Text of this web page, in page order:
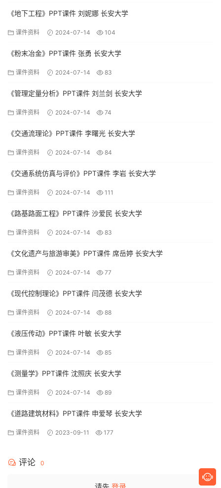
《地下工程》PPT课件 刘妮娜 长安大学
课件资料 2024-07-14 104
《粉末冶金》PPT课件 张勇 长安大学
课件资料 2024-07-14 83
《管理定量分析》PPT课件 刘兰剑 长安大学
课件资料 2024-07-14 74
《交通流理论》PPT课件 李曙光 长安大学
课件资料 2024-07-14 84
《交通系统仿真与评价》PPT课件 李岩 长安大学
课件资料 2024-07-14 111
《路基路面工程》PPT课件 沙爱民 长安大学
课件资料 2024-07-14 83
《文化遗产与旅游审美》PPT课件 席岳婷 长安大学
课件资料 2024-07-14 77
《现代控制理论》PPT课件 闫茂德 长安大学
课件资料 2024-07-14 88
《液压传动》PPT课件 叶敏 长安大学
课件资料 2024-07-14 85
《测量学》PPT课件 沈照庆 长安大学
课件资料 2024-07-14 89
《道路建筑材料》PPT课件 申爱琴 长安大学
课件资料 2023-09-11 177
评论 0